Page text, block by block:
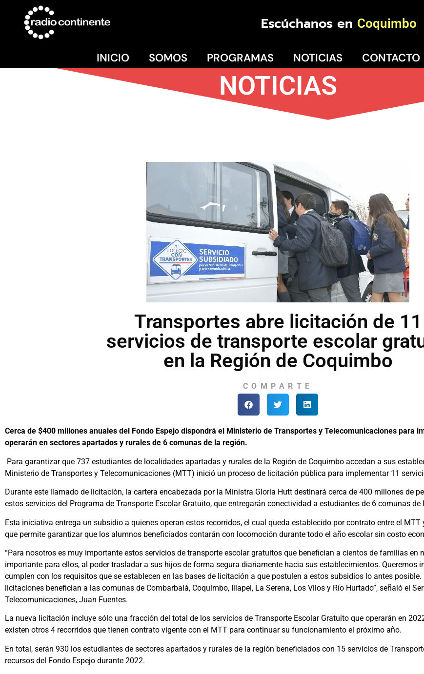
Escúchanos en Coquimbo
INICIO SOMOS PROGRAMAS NOTICIAS CONTACTO
NOTICIAS
Transportes abre licitación de 11
servicios de transporte escolar
en la Región de Coquimbo
COMPARTE
Cerca de $400 millones anuales del Fondo Espejo dispondrá el Ministerio de Transportes y Telecomunicaciones para
operarán en sectores apartados y rurales de 6 comunas de la región.
Para garantizar que 737 estudiantes de localidades apartadas y rurales de la Región de Coquimbo accedan a sus
Ministerio de Transportes y Telecomunicaciones (MTT) inició un proceso de licitación pública para implementar 11
Durante este llamado de licitación, la cartera encabezada por la Ministra Gloria Hutt destinará cerca de 400 millones de
estos servicios del Programa de Transporte Escolar Gratuito, que entregarán conectividad a estudiantes de 6 comunas de
Esta iniciativa entrega un subsidio a quienes operan estos recorridos, el cual queda establecido por contrato entre el
que permite garantizar que los alumnos beneficiados contarán con locomoción durante todo el año escolar sin costo
“Para nosotros es muy importante estos servicios de transporte escolar gratuitos que benefician a cientos de familias en
importante para ellos, al poder trasladar a sus hijos de forma segura diariamente hacia sus establecimientos. Queremos
cumplen con los requisitos que se establecen en las bases de licitación a que postulen a estos subsidios lo antes posible.
licitaciones benefician a las comunas de Combarbalá, Coquimbo, Illapel, La Serena, Los Vilos y Río Hurtado”, señaló el
Telecomunicaciones, Juan Fuentes.
La nueva licitación incluye sólo una fracción del total de los servicios de Transporte Escolar Gratuito que operarán en
existen otros 4 recorridos que tienen contrato vigente con el MTT para continuar su funcionamiento el próximo año.
En total, serán 930 los estudiantes de sectores apartados y rurales de la región beneficiados con 15 servicios de
recursos del Fondo Espejo durante 2022.